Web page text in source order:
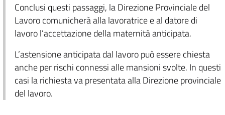
Conclusi questi passaggi, la Direzione Provinciale del
Lavoro comunicherà alla lavoratrice e al datore di
lavoro l’accettazione della maternità anticipata.
L’astensione anticipata dal lavoro può essere chiesta
anche per rischi connessi alle mansioni svolte. In questi
casi la richiesta va presentata alla Direzione provinciale
del lavoro.